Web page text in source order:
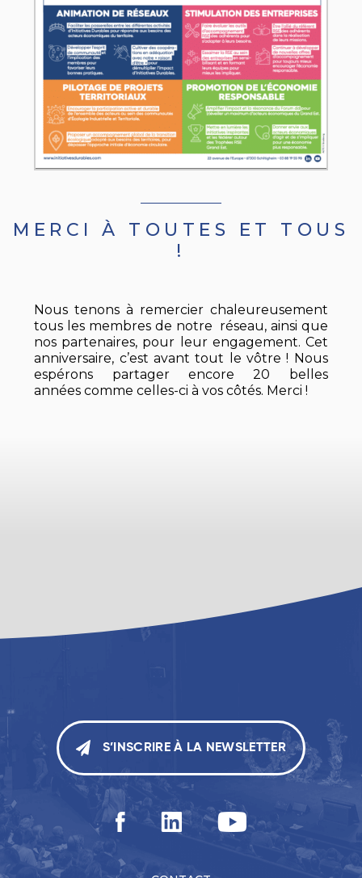
MERCI À TOUTES ET TOUS
!
Nous tenons à remercier chaleureusement
tous les membres de notre réseau, ainsi que
nos partenaires, pour leur engagement. Cet
anniversaire, c’est avant tout le vôtre ! Nous
espérons partager encore 20 belles
années comme celles-ci à vos côtés. Merci !
S’INSCRIRE À LA NEWSLETTER